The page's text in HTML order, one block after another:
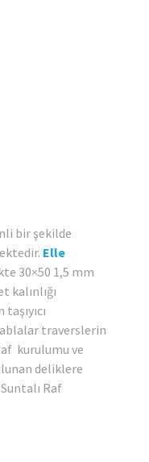
bir şekilde
Elle
30×50 1,5 mm
kalınlığı
traverslerin
kurulumu ve
deliklere
Raf